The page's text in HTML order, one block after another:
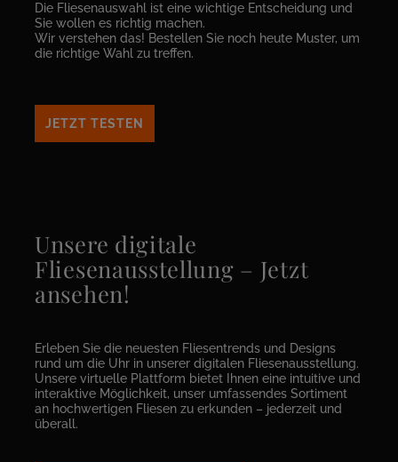
Die Fliesenauswahl ist eine wichtige Entscheidung und
Sie wollen es richtig machen.
Wir verstehen das! Bestellen Sie noch heute Muster, um
die richtige Wahl zu treffen.
JETZT TESTEN
Unsere digitale
Fliesenausstellung – Jetzt
ansehen!
Erleben Sie die neuesten Fliesentrends und Designs
rund um die Uhr in unserer digitalen Fliesenausstellung.
Unsere virtuelle Plattform bietet Ihnen eine intuitive und
interaktive Möglichkeit, unser umfassendes Sortiment
an hochwertigen Fliesen zu erkunden – jederzeit und
überall.